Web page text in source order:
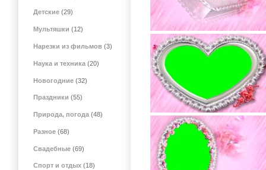
Детские (29)
Мультяшки (12)
Нарезки из фильмов (3)
Наука и техника (20)
Новогодние (32)
Праздники (55)
Природа, погода (48)
Разное (68)
Свадебные (69)
Спорт и отдых (18)